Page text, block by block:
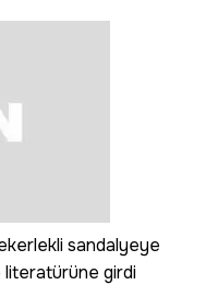
sandalyeye
literatürüne girdi